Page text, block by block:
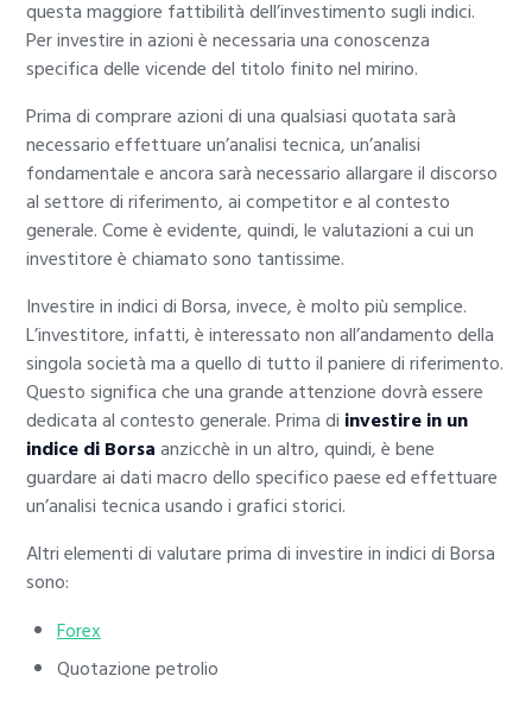
questa maggiore fattibilità dell’investimento sugli indici.
Per investire in azioni è necessaria una conoscenza
specifica delle vicende del titolo finito nel mirino.
Prima di comprare azioni di una qualsiasi quotata sarà
necessario effettuare un’analisi tecnica, un’analisi
fondamentale e ancora sarà necessario allargare il discorso
al settore di riferimento, ai competitor e al contesto
generale. Come è evidente, quindi, le valutazioni a cui un
investitore è chiamato sono tantissime.
Investire in indici di Borsa, invece, è molto più semplice.
L’investitore, infatti, è interessato non all’andamento della
singola società ma a quello di tutto il paniere di riferimento.
Questo significa che una grande attenzione dovrà essere
dedicata al contesto generale. Prima di investire in un
indice di Borsaanzicchè in un altro, quindi, è bene
guardare ai dati macro dello specifico paese ed effettuare
un’analisi tecnica usando i grafici storici.
Altri elementi di valutare prima di investire in indici di Borsa
sono:
Forex
Quotazione petrolio